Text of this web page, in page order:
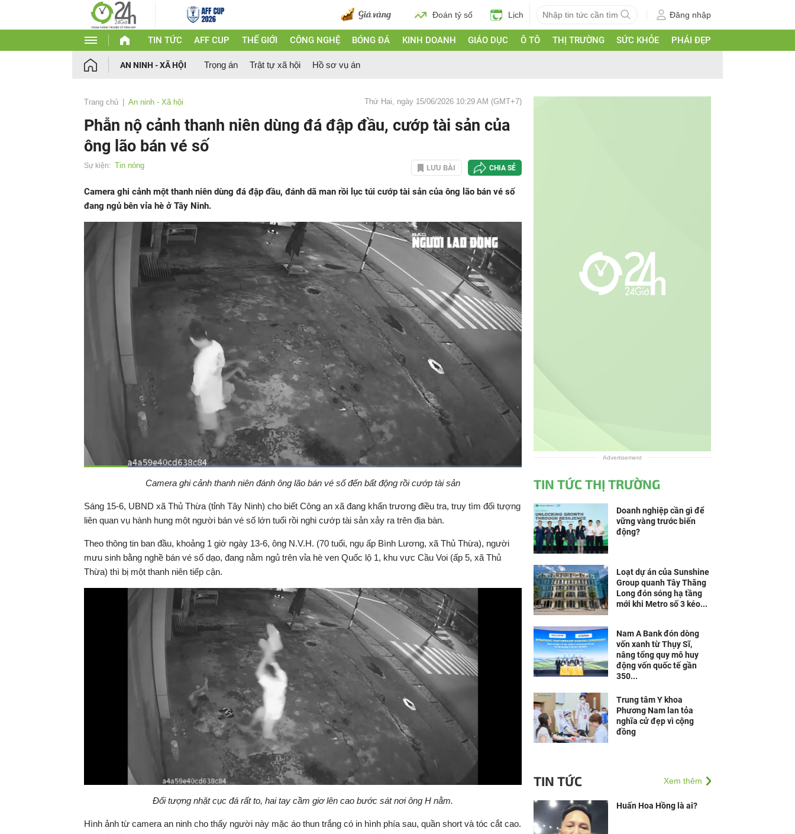
Đoán tỷ số Lịch Đăng nhập
TIN TỨC AFF CUP THẾ GIỚI CÔNG NGHỆ BÓNG ĐÁ KINH DOANH GIÁO DỤC Ô TÔ THỊ TRƯỜNG SỨC KHỎE PHÁI ĐẸP
AN NINH - XÃ HỘI Trọng án Trật tự xã hội Hồ sơ vụ án
Trang chủ An ninh - Xã hội Thứ Hai, ngày 15/06/2026 10:29 AM (GMT+7)
Phẫn nộ cảnh thanh niên dùng đá đập đầu, cướp tài sản của
ông lão bán vé số
Sự kiện: Tin nóng LƯU BÀI CHIA SẺ
Camera ghi cảnh một thanh niên dùng đá đập đầu, đánh dã man rồi lục túi cướp tài sản của ông lão bán vé số
đang ngủ bên vỉa hè ở Tây Ninh.
Thời
gian
tại
0:07 / Duration
1:05
Đã
tải
66.94%
thanh
Camera ghi cảnh thanh niên đánh ông lão bán vé số đến bất động rồi cướp tài sản
Sáng 15-6, UBND xã Thủ Thừa (tỉnh Tây Ninh) cho biết Công an xã đang khẩn trương điều tra, truy tìm đối tượng
liên quan vụ hành hung một người bán vé số lớn tuổi rồi nghi cướp tài sản xảy ra trên địa bàn.
Theo thông tin ban đầu, khoảng 1 giờ ngày 13-6, ông N.V.H. (70 tuổi, ngụ ấp Bình Lương, xã Thủ Thừa), người
mưu sinh bằng nghề bán vé số dạo, đang nằm ngủ trên vỉa hè ven Quốc lộ 1, khu vực Cầu Voi (ấp 5, xã Thủ
Thừa) thì bị một thanh niên tiếp cận.
Đối tượng nhặt cục đá rất to, hai tay cầm giơ lên cao bước sát nơi ông H nằm.
Hình ảnh từ camera an ninh cho thấy người này mặc áo thun trắng có in hình phía sau, quần short và tóc cắt cao.
Advertisement
TIN TỨC THỊ TRƯỜNG
Doanh nghiệp cần gì để
vững vàng trước biến
động?
Loạt dự án của Sunshine
Group quanh Tây Thăng
Long đón sóng hạ tầng
mới khi Metro số 3 kéo...
Nam A Bank đón dòng
vốn xanh từ Thụy Sĩ,
nâng tổng quy mô huy
động vốn quốc tế gần
350...
Trung tâm Y khoa
Phương Nam lan tỏa
nghĩa cử đẹp vì cộng
đồng
TIN TỨC Xem thêm
Huấn Hoa Hồng là ai?